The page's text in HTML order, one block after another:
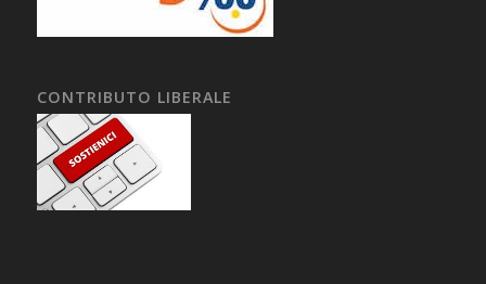
CONTRIBUTO LIBERALE